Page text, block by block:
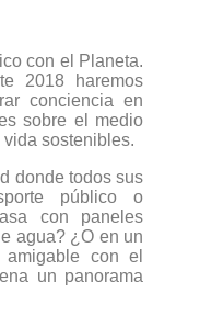
con el Planeta.
2018 haremos
conciencia en
sobre el medio
sostenibles.
donde todos sus
público o
con paneles
agua? ¿O en un
amigable con el
un panorama